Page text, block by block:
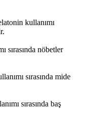
kullanımı
sırasında nöbetler
sırasında mide
sırasında baş